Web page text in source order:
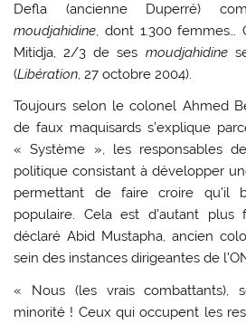
Defla (ancienne Duperré)
moudjahidine, dont 1.300 femmes…
Mitidja, 2/3 de ses moudjahidine
(Libération, 27 octobre 2004).
Toujours selon le colonel Ahmed
de faux maquisards s’explique
« Système », les responsables
politique consistant à développer
permettant de faire croire qu’il
populaire. Cela est d’autant plus
déclaré Abid Mustapha, ancien
sein des instances dirigeantes de
« Nous (les vrais combattants),
minorité ! Ceux qui occupent les